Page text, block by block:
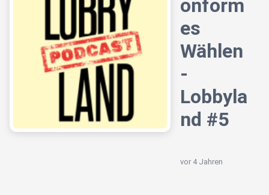
onform
es
Wählen
-
Lobbyla
nd #5
vor 4 Jahren